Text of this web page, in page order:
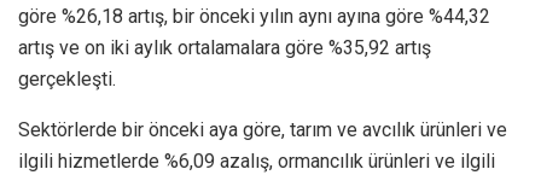
göre %26,18 artış, bir önceki yılın aynı ayına göre %44,32
artış ve on iki aylık ortalamalara göre %35,92 artış
gerçekleşti.
Sektörlerde bir önceki aya göre, tarım ve avcılık ürünleri ve
ilgili hizmetlerde %6,09 azalış, ormancılık ürünleri ve ilgili